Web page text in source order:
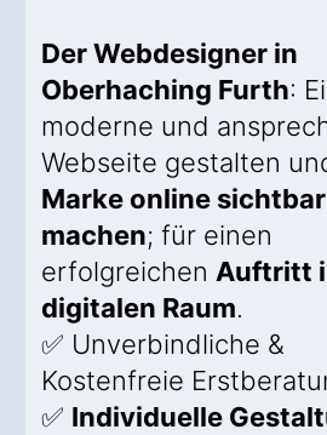
Der Webdesigner in
Oberhaching Furth:
moderne und
Webseite gestalten
Marke online sichtbar
machen; für einen
erfolgreichen Auftritt
digitalen Raum.
✅ Unverbindliche &
Kostenfreie
✅ Individuelle